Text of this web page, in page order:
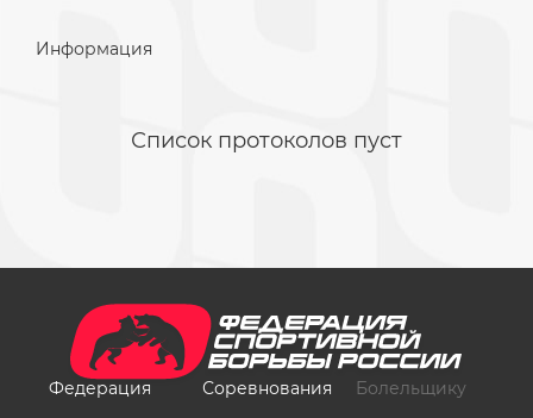
Информация
Федерация
Соревнования
Болельщику